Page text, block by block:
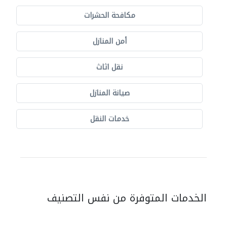
مكافحة الحشرات
أمن المنازل
نقل اثاث
صيانة المنازل
خدمات النقل
الخدمات المتوفرة من نفس التصنيف